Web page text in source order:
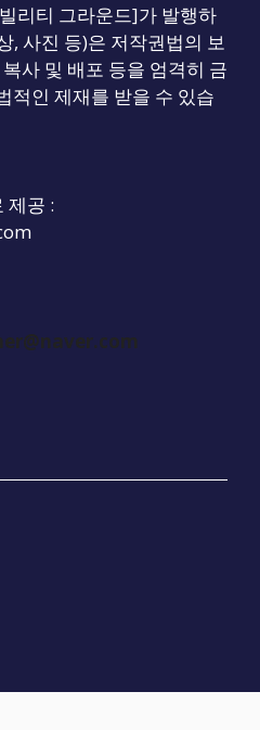
티 그라운드]가 발행하
, 사진 등)은 저작권법의 보
사 및 배포 등을 엄격히 금
적인 제재를 받을 수 있습
제공 :